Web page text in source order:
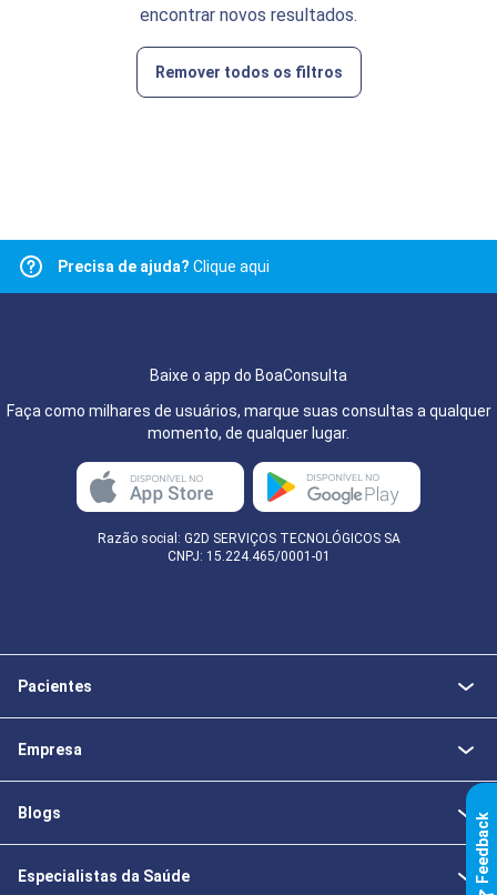
encontrar novos resultados.
Remover todos os filtros
Precisa de ajuda? Clique aqui
Baixe o app do BoaConsulta
Faça como milhares de usuários, marque suas consultas a qualquer
momento, de qualquer lugar.
Razão social: G2D SERVIÇOS TECNOLÓGICOS SA
CNPJ: 15.224.465/0001-01
Pacientes
Empresa
Blogs
Especialistas da Saúde k